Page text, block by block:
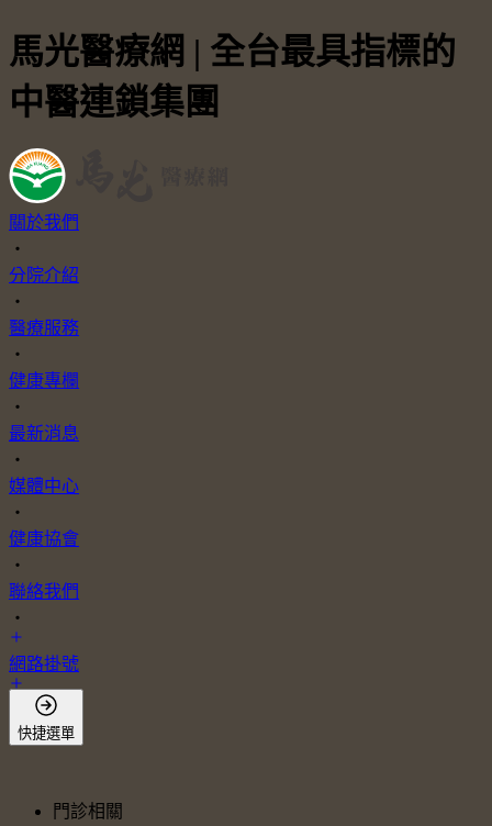
馬光醫療網 | 全台最具指標的
中醫連鎖集團
關於我們
・
分院介紹
・
醫療服務
・
健康專欄
・
最新消息
・
媒體中心
・
健康協會
・
聯絡我們
・
網路掛號
會員登入
快捷選單
門診相關